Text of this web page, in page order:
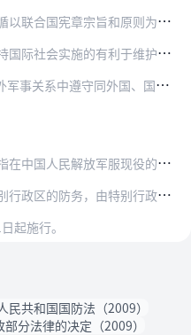
照国家有关法律运用武装力量，保护海外中国公民、组织、机构和设施的安全，参加联合国维和、国际救…
的与军事有关的活动，支持国际社会为公正合理地解决国际争端以及国际军备控制、裁军和防扩散所做的…
外国、国际组织缔结或者参加的有关条约和协定。
放军服现役的军官、军士、义务兵等人员。
务，由特别行政区基本法和有关法律规定。
起施行。
民共和国国防法（2009）
分法律的决定（2009）